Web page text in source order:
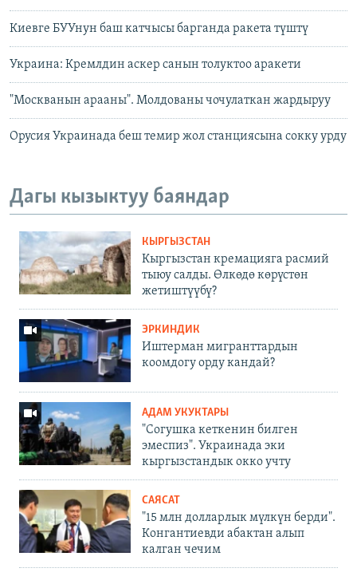
Киевге БУУнун баш катчысы барганда ракета түштү
Украина: Кремлдин аскер санын толуктоо аракети
"Москванын арааны". Молдованы чочулаткан жардыруу
Орусия Украинада беш темир жол станциясына сокку урду
Дагы кызыктуу баяндар
КЫРГЫЗСТАН
Кыргызстан кремацияга расмий
тыюу салды. Өлкөдө көрүстөн
жетиштүүбү?
ЭРКИНДИК
Иштерман мигранттардын
коомдогу орду кандай?
АДАМ УКУКТАРЫ
"Согушка кеткенин билген
эмеспиз". Украинада эки
кыргызстандык окко учту
САЯСАТ
"15 млн долларлык мүлкүн берди".
Конгантиевди абактан алып
калган чечим